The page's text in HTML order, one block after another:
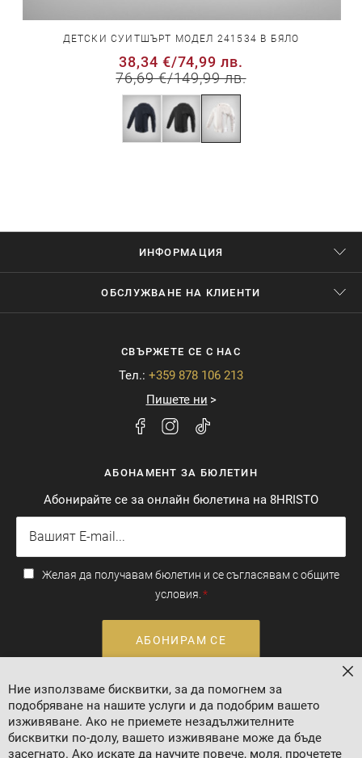
ДЕТСКИ СУИТШЪРТ МОДЕЛ 241534 В БЯЛО
38,34 €/74,99 лв.
76,69 €/149,99 лв.
ИНФОРМАЦИЯ
ОБСЛУЖВАНЕ НА КЛИЕНТИ
СВЪРЖЕТЕ СЕ С НАС
Тел.: +359 878 106 213
Пишете ни
АБОНАМЕНТ ЗА БЮЛЕТИН
Абонирайте се за онлайн бюлетина на 8HRISTO
Желая да получавам бюлетин и се съгласявам с общите
условия.
АБОНИРАМ СЕ
Валутен курс: 1 EUR = 1.95583 BGN
Ние използваме бисквитки, за да помогнем за
подобряване на нашите услуги и да подобрим вашето
изживяване. Ако не приемете незадължителните
бисквитки по-долу, вашето изживяване може да бъде
засегнато. Ако искате да научите повече, моля, прочетете